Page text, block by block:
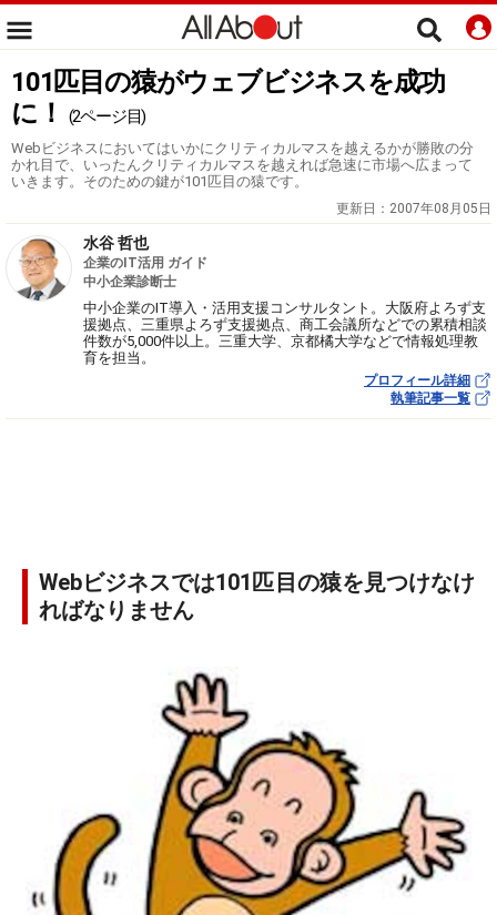
101匹目の猿がウェブビジネスを成功
に！
(2ページ目)
Webビジネスにおいてはいかにクリティカルマスを越えるかが勝敗の分
かれ目で、いったんクリティカルマスを越えれば急速に市場へ広まって
いきます。そのための鍵が101匹目の猿です。
更新日： 2007年08月05日
水谷 哲也
企業のIT活用 ガイド
中小企業診断士
中小企業のIT導入・活用支援コンサルタント。大阪府よろず支
援拠点、三重県よろず支援拠点、商工会議所などでの累積相談
件数が5,000件以上。三重大学、京都橘大学などで情報処理教
育を担当。
プロフィール詳細
執筆記事一覧
Webビジネスでは101匹目の猿を見つけなけ
ればなりません